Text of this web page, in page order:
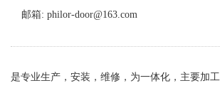
邮箱: philor-door@163.com
是专业生产，安装，维修，为一体化，主要加